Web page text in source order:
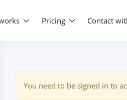
Pricing Contact
You need to be signed in to